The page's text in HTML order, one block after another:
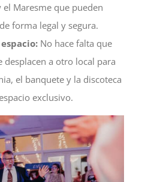
Maresme que pueden
forma legal y segura.
No hace falta que
desplacen a otro local para
el banquete y la discoteca
exclusivo.